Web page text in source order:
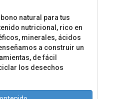
natural para tus
nutricional, rico en
minerales, ácidos
a construir un
de fácil
los desechos